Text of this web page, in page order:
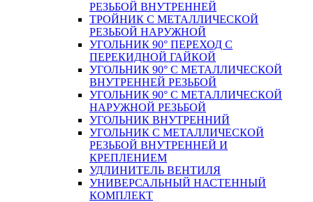
РЕЗЬБОЙ ВНУТРЕННЕЙ
ТРОЙНИК С МЕТАЛЛИЧЕСКОЙ
РЕЗЬБОЙ НАРУЖНОЙ
УГОЛЬНИК 90° ПЕРЕХОД С
ПЕРЕКИДНОЙ ГАЙКОЙ
УГОЛЬНИК 90° С МЕТАЛЛИЧЕСКОЙ
ВНУТРЕННEЙ РЕЗЬБОЙ
УГОЛЬНИК 90° С МЕТАЛЛИЧЕСКОЙ
НАРУЖНОЙ РЕЗЬБОЙ
УГОЛЬНИК ВНУТРЕННИЙ
УГОЛЬНИК С МЕТАЛЛИЧЕСКОЙ
РЕЗЬБОЙ ВНУТРЕННЕЙ И
КРЕПЛЕНИЕМ
УДЛИНИТЕЛЬ ВЕНТИЛЯ
УНИВЕРСАЛЬНЫЙ НАСТЕННЫЙ
КОМПЛЕКТ